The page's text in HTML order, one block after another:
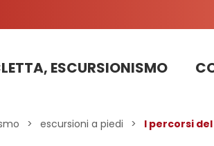
ESCURSIONISMO
> escursioni a piedi > I percorsi del